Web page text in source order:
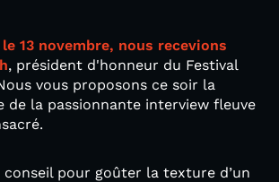
le 13 novembre, nous recevions
, président d'honneur du Festival
vous proposons ce soir la
de la passionnante interview fleuve
pour goûter la texture d’un